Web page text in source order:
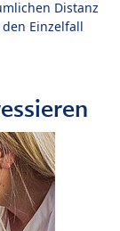
Distanz
Einzelfall